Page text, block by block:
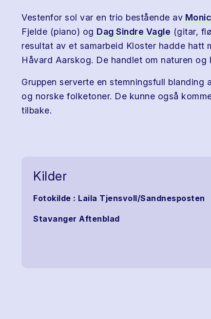
Vestenfor sol var en trio bestående av
Fjelde (piano) og Dag Sindre Vagle (gitar,
resultat av et samarbeid Kloster hadde hatt
Håvard Aarskog. De handlet om naturen og
Gruppen serverte en stemningsfull blanding
og norske folketoner. De kunne også
tilbake.
Kilder
Fotokilde : Laila Tjensvoll/Sandnesposten
Stavanger Aftenblad